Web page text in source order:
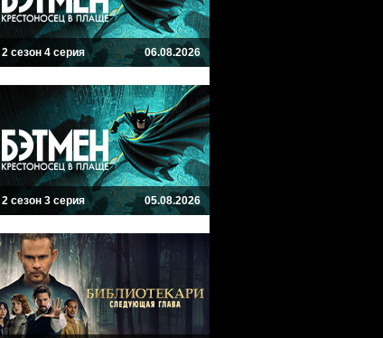
2 сезон 4 серия 06.08.2026
2 сезон 3 серия 05.08.2026